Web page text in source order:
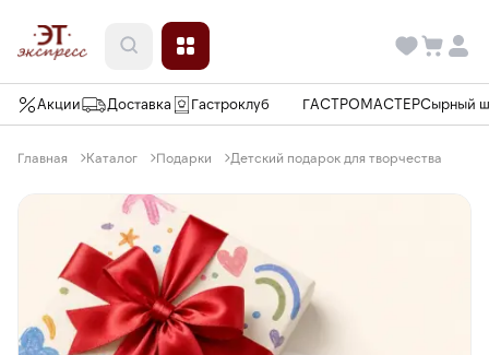
Акции Доставка Гастроклуб ГАСТРОМАСТЕРСырный
Главная Каталог Подарки Детский подарок для творчества